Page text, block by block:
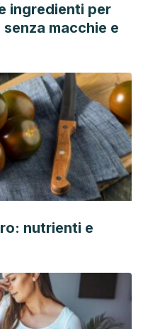
ingredienti per
macchie e
nutrienti e